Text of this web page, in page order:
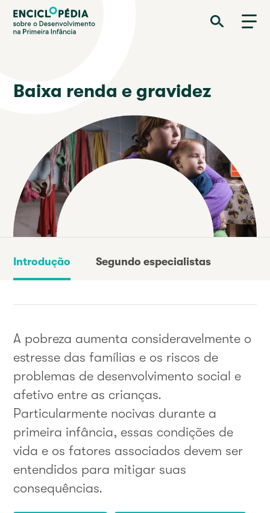
Passar
para
Enciclopédia sobre o Desenvolvimento na Primeira Infância
Baixa renda e gravidez
Introdução Segundo especialistas
A pobreza aumenta consideravelmente o
estresse das famílias e os riscos de
problemas de desenvolvimento social e
afetivo entre as crianças.
Particularmente nocivas durante a
primeira infância, essas condições de
vida e os fatores associados devem ser
entendidos para mitigar suas
consequências.